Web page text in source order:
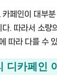
페인이 대부
. 따라서 소량
따라 다를 수
디카페인